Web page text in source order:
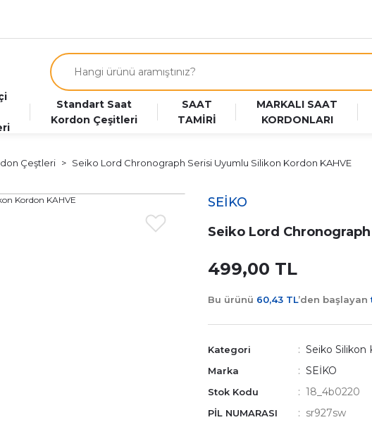
Standart Saat
Kordon Çeşitleri
SAAT
TAMİRİ
MARKALI SAAT
KORDONLARI
Çeştleri Seiko Lord Chronograph Serisi Uyumlu Silikon Kordon KAHVE
SEİKO
Seiko Lord
499,00 TL
Bu ürünü 60,43 TL’den başlayan
Kategori Seiko Silikon
Marka SEİKO
Stok Kodu 18_4b0220
PİL NUMARASI sr927sw